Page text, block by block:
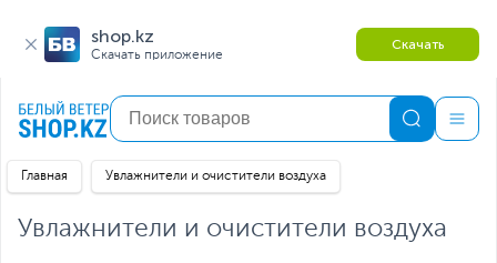
shop.kz
Скачать приложение
Скачать
Главная Увлажнители и очистители воздуха
Увлажнители и очистители воздуха